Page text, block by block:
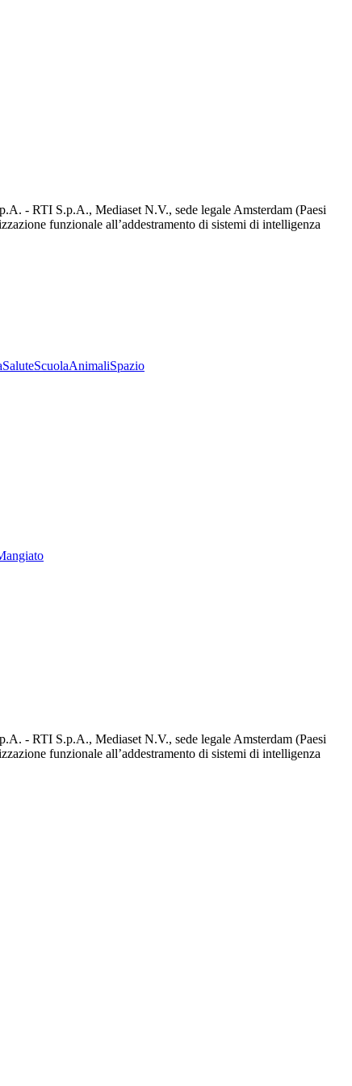
- RTI S.p.A., Mediaset N.V., sede legale Amsterdam (Paesi
funzionale all’addestramento di sistemi di intelligenza
SaluteScuolaAnimaliSpazio
- RTI S.p.A., Mediaset N.V., sede legale Amsterdam (Paesi
funzionale all’addestramento di sistemi di intelligenza